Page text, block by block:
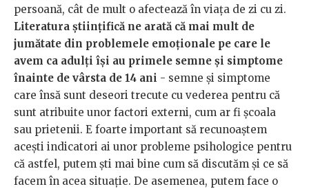
persoană, cât de mult o afectează în viața de zi cu zi.
Literatura științifică ne arată că mai mult de
jumătate din problemele emoționale pe care le
avem ca adulți își au primele semne și simptome
înainte de vârsta de 14 ani - semne și simptome
care însă sunt deseori trecute cu vederea pentru că
sunt atribuite unor factori externi, cum ar fi școala
sau prietenii. E foarte important să recunoaștem
acești indicatori ai unor probleme psihologice pentru
că astfel, putem ști mai bine cum să discutăm și ce să
facem în acea situație. De asemenea, putem face o